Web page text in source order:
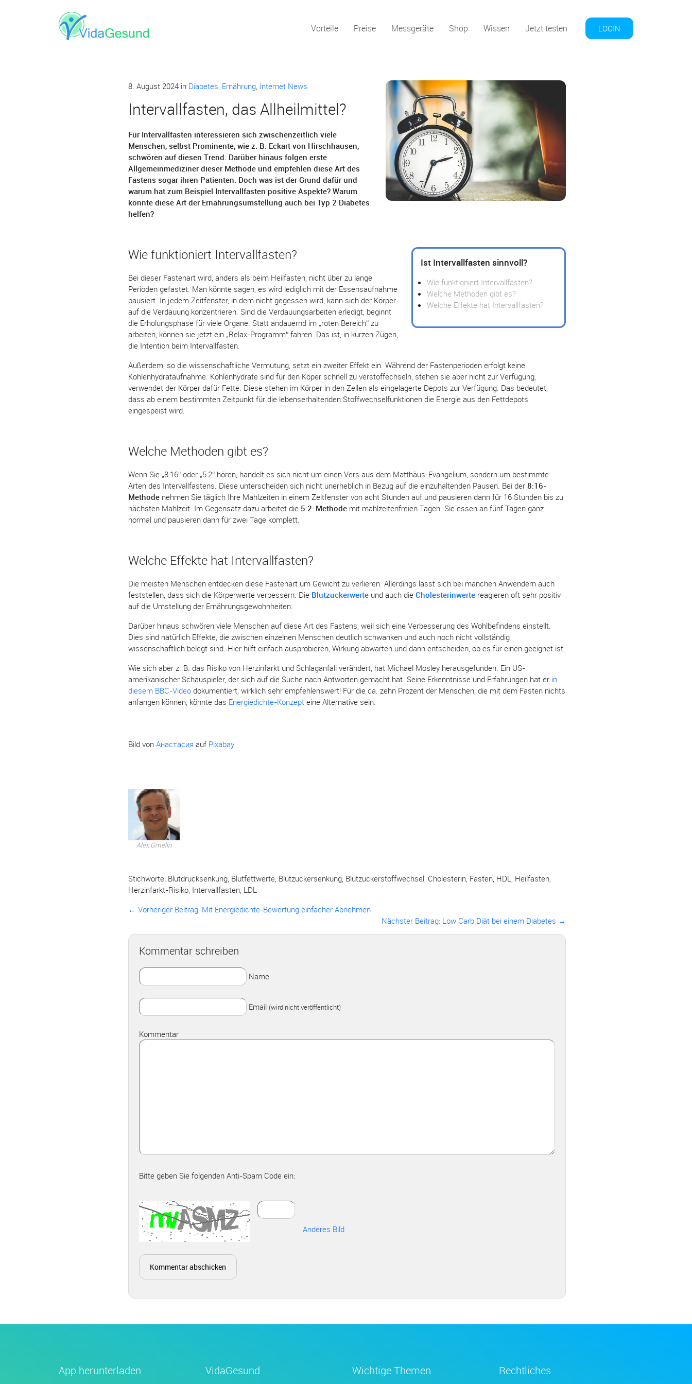
Vorteile Preise Messgeräte Shop Wissen Jetzt testen LOGIN
8. August 2024 in Diabetes, Ernährung, Internet News
Intervallfasten, das Allheilmittel?
Für Intervallfasten interessieren sich zwischenzeitlich viele
Menschen, selbst Prominente, wie z. B. Eckart von Hirschhausen,
schwören auf diesen Trend. Darüber hinaus folgen erste
Allgemeinmediziner dieser Methode und empfehlen diese Art des
Fastens sogar ihren Patienten. Doch was ist der Grund dafür und
warum hat zum Beispiel Intervallfasten positive Aspekte? Warum
könnte diese Art der Ernährungsumstellung auch bei Typ 2 Diabetes
helfen?
Ist Intervallfasten sinnvoll?
Wie funktioniert Intervallfasten?
Welche Methoden gibt es?
Welche Effekte hat Intervallfasten?
Wie funktioniert Intervallfasten?
Bei dieser Fastenart wird, anders als beim Heilfasten, nicht über zu lange
Perioden gefastet. Man könnte sagen, es wird lediglich mit der Essensaufnahme
pausiert. In jedem Zeitfenster, in dem nicht gegessen wird, kann sich der Körper
auf die Verdauung konzentrieren. Sind die Verdauungsarbeiten erledigt, beginnt
die Erholungsphase für viele Organe. Statt andauernd im „roten Bereich“ zu
arbeiten, können sie jetzt ein „Relax-Programm“ fahren. Das ist, in kurzen Zügen,
die Intention beim Intervallfasten.
Außerdem, so die wissenschaftliche Vermutung, setzt ein zweiter Effekt ein. Während der Fastenperioden erfolgt keine
Kohlenhydrataufnahme. Kohlenhydrate sind für den Köper schnell zu verstoffechseln, stehen sie aber nicht zur Verfügung,
verwendet der Körper dafür Fette. Diese stehen im Körper in den Zellen als eingelagerte Depots zur Verfügung. Das bedeutet,
dass ab einem bestimmten Zeitpunkt für die lebenserhaltenden Stoffwechselfunktionen die Energie aus den Fettdepots
eingespeist wird.
Welche Methoden gibt es?
Wenn Sie „8:16“ oder „5:2“ hören, handelt es sich nicht um einen Vers aus dem Matthäus-Evangelium, sondern um bestimmte
Arten des Intervallfastens. Diese unterscheiden sich nicht unerheblich in Bezug auf die einzuhaltenden Pausen. Bei der 8:16-
Methode nehmen Sie täglich Ihre Mahlzeiten in einem Zeitfenster von acht Stunden auf und pausieren dann für 16 Stunden bis zu
nächsten Mahlzeit. Im Gegensatz dazu arbeitet die 5:2-Methode mit mahlzeitenfreien Tagen. Sie essen an fünf Tagen ganz
normal und pausieren dann für zwei Tage komplett.
Welche Effekte hat Intervallfasten?
Die meisten Menschen entdecken diese Fastenart um Gewicht zu verlieren. Allerdings lässt sich bei manchen Anwendern auch
feststellen, dass sich die Körperwerte verbessern. Die Blutzuckerwerte und auch die Cholesterinwerte reagieren oft sehr positiv
auf die Umstellung der Ernährungsgewohnheiten.
Darüber hinaus schwören viele Menschen auf diese Art des Fastens, weil sich eine Verbesserung des Wohlbefindens einstellt.
Dies sind natürlich Effekte, die zwischen einzelnen Menschen deutlich schwanken und auch noch nicht vollständig
wissenschaftlich belegt sind. Hier hilft einfach ausprobieren, Wirkung abwarten und dann entscheiden, ob es für einen geeignet ist.
Wie sich aber z. B. das Risiko von Herzinfarkt und Schlaganfall verändert, hat Michael Mosley herausgefunden. Ein US-
amerikanischer Schauspieler, der sich auf die Suche nach Antworten gemacht hat. Seine Erkenntnisse und Erfahrungen hat er in
diesem BBC-Video dokumentiert, wirklich sehr empfehlenswert! Für die ca. zehn Prozent der Menschen, die mit dem Fasten nichts
anfangen können, könnte das Energiedichte-Konzept eine Alternative sein.
Bild von Анастасия auf Pixabay
Alex Gmelin
Stichworte: Blutdrucksenkung, Blutfettwerte, Blutzuckersenkung, Blutzuckerstoffwechsel, Cholesterin, Fasten, HDL, Heilfasten,
Herzinfarkt-Risiko, Intervallfasten, LDL
← Vorheriger Beitrag: Mit Energiedichte-Bewertung einfacher Abnehmen
Nächster Beitrag: Low Carb Diät bei einem Diabetes →
Kommentar schreiben
Name
Email (wird nicht veröffentlicht)
Kommentar
Bitte geben Sie folgenden Anti-Spam Code ein:
Anderes Bild
App herunterladen VidaGesund Wichtige Themen Rechtliches